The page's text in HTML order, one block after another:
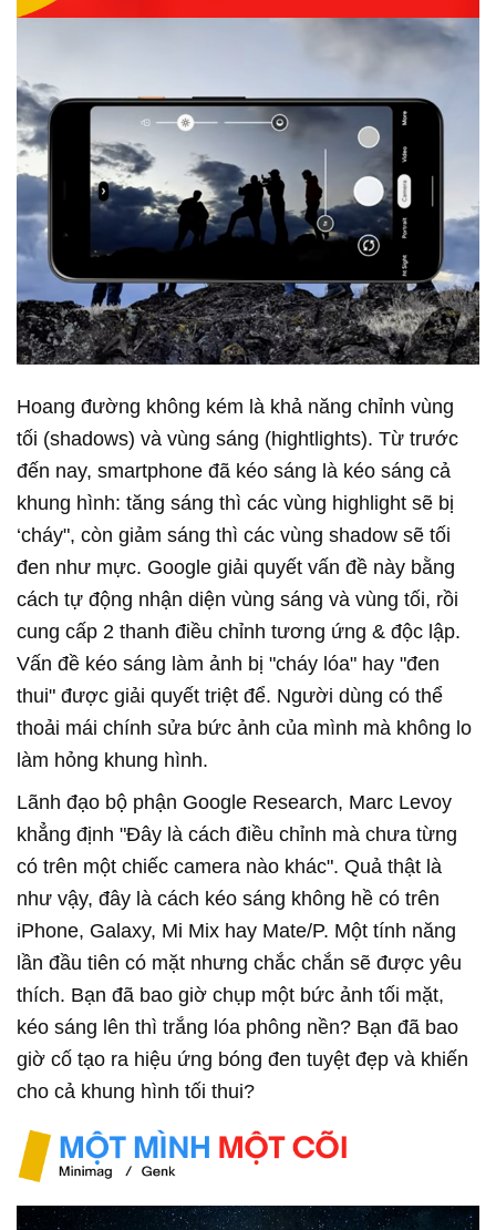
Hoang đường không kém là khả năng chỉnh vùng
tối (shadows) và vùng sáng (hightlights). Từ trước
đến nay, smartphone đã kéo sáng là kéo sáng cả
khung hình: tăng sáng thì các vùng highlight sẽ bị
‘cháy", còn giảm sáng thì các vùng shadow sẽ tối
đen như mực. Google giải quyết vấn đề này bằng
cách tự động nhận diện vùng sáng và vùng tối, rồi
cung cấp 2 thanh điều chỉnh tương ứng & độc lập.
Vấn đề kéo sáng làm ảnh bị "cháy lóa" hay "đen
thui" được giải quyết triệt để. Người dùng có thể
thoải mái chính sửa bức ảnh của mình mà không lo
làm hỏng khung hình.
Lãnh đạo bộ phận Google Research, Marc Levoy
khẳng định "Đây là cách điều chỉnh mà chưa từng
có trên một chiếc camera nào khác". Quả thật là
như vậy, đây là cách kéo sáng không hề có trên
iPhone, Galaxy, Mi Mix hay Mate/P. Một tính năng
lần đầu tiên có mặt nhưng chắc chắn sẽ được yêu
thích. Bạn đã bao giờ chụp một bức ảnh tối mặt,
kéo sáng lên thì trắng lóa phông nền? Bạn đã bao
giờ cố tạo ra hiệu ứng bóng đen tuyệt đẹp và khiến
cho cả khung hình tối thui?